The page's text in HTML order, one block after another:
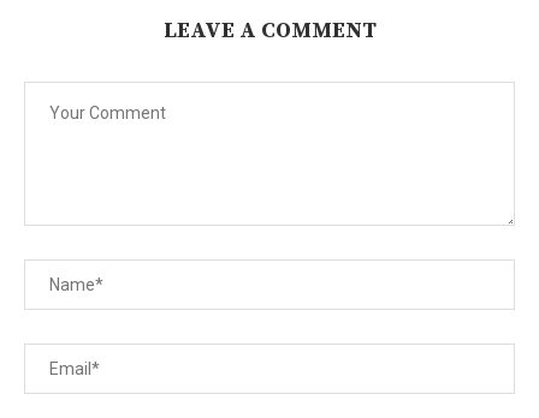
LEAVE A COMMENT